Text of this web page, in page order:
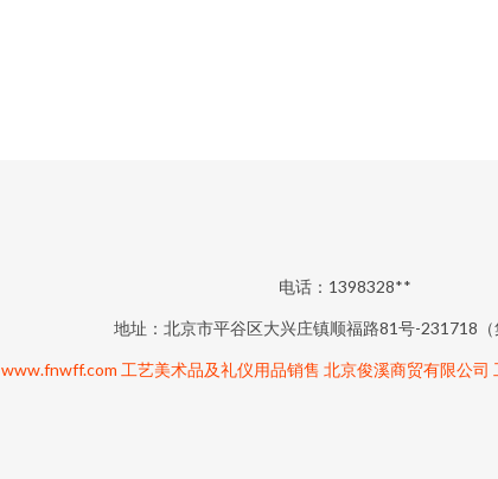
电话：1398328**
地址：北京市平谷区大兴庄镇顺福路81号-231718（
www.fnwff.com 工艺美术品及礼仪用品销售 北京俊溪商贸有限公司